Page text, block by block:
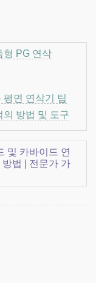
형 PG 연삭
면 연삭기 팁
의 방법 및 도구
및 카바이드 연
방법 | 전문가 가